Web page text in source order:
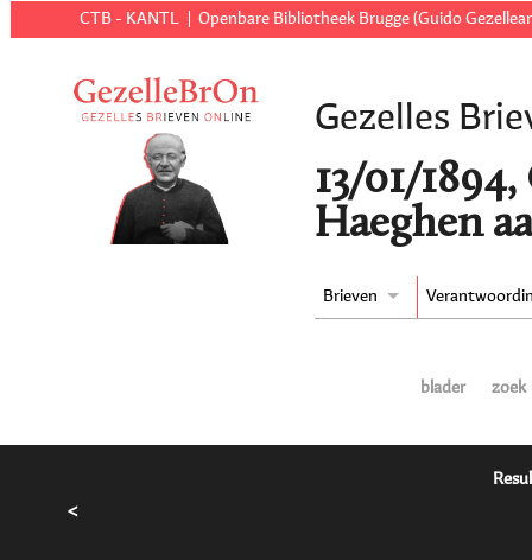
CTB - KANTL Openbare Bibliotheek Brugge (Guido
Gezelles
13/01/
Haeghen
Brieven
blader zoek
<